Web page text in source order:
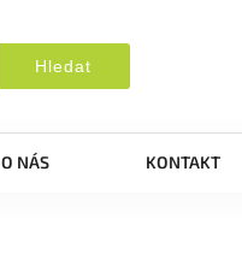
Hledat
O NÁS KONTAKT